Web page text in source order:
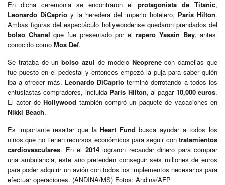
En dicha ceremonia se encontraron el protagonista de Titanic,
Leonardo DiCaprio y la heredera del imperio hotelero, Paris Hilton.
Ambas figuras del espectáculo hollywoodense quedaron prendados del
bolso Chanel que fue presentado por elrapero Yassin Bey, antes
conocido como Mos Def.
Se trataba de unbolso azul de modelo Neoprenecon camelias que
fue puesto en el pedestal y entonces empezó la puja para saber quién
iba a ofrecer más. Leonardo DiCaprio terminó derrotando a todos los
entusiastas compradores, incluida Paris Hilton, al pagar 10,000 euros.
El actor deHollywood también compró un paquete de vacaciones en
Nikki Beach.
Es importante resaltar que laHeart Fund busca ayudar a todos los
niños que no tienen recursos económicos para seguir con tratamientos
cardiovasculares. En el 2014lograron recaudar dinero para comprar
una ambulancia, este año pretenden conseguir seis millones de euros
para poder adquirir un avión con todos los implementos necesarios para
efectuar operaciones. (ANDINA/MS) Fotos: Andina/AFP